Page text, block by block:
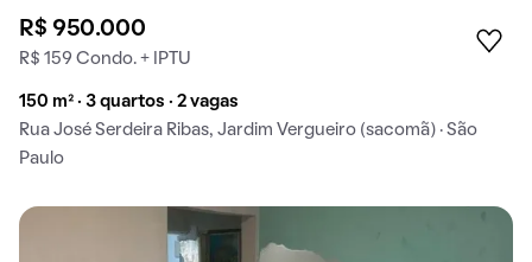
R$ 950.000
R$ 159 Condo. + IPTU
150 m² · 3 quartos · 2 vagas
Rua José Serdeira Ribas, Jardim Vergueiro (sacomã) · São
Paulo